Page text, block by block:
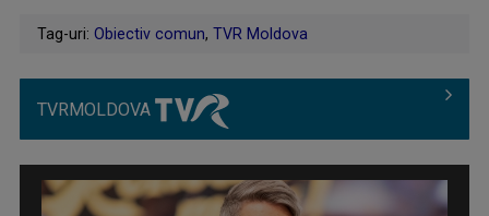
Tag-uri: Obiectiv comun, TVR Moldova
TVRMOLDOVA